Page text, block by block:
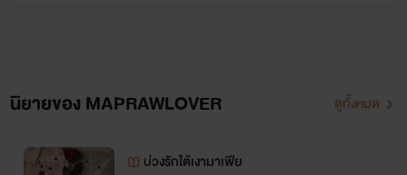
นิยายของ MAPRAWLOVER ดูทั้งหมด
บ่วงรักใต้เงามาเฟีย